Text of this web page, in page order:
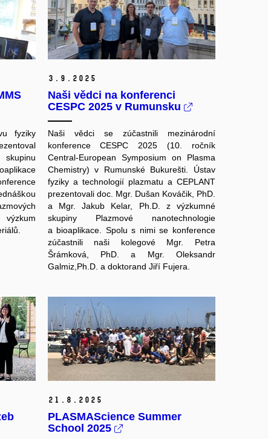
fyziky
skupinu
3. 9. 2025
Naši vědci na konferenci
CESPC 2025 v Rumunsku
Naši vědci se zúčastnili mezinárodní
konference CESPC 2025 (10. ročník
Central-European Symposium on Plasma
Chemistry) v Rumunské Bukurešti. Ústav
fyziky a technologií plazmatu a CEPLANT
prezentovali doc. Mgr. Dušan Kováčik, PhD.
a Mgr. Jakub Kelar, Ph.D. z výzkumné
skupiny Plazmové nanotechnologie
a bioaplikace. Spolu s nimi se konference
zúčastnili naši kolegové Mgr. Petra
Šrámková, PhD. a Mgr. Oleksandr
Galmiz,Ph.D. a doktorand Jiří Fujera.
21. 8. 2025
PLASMAScience Summer
School 2025